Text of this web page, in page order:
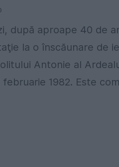
după aproape 40 de
la o înscăunare de
Antonie al
1982. Este